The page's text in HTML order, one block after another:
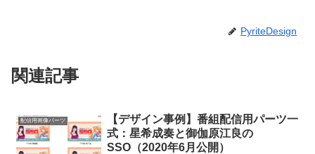
PyriteDesign
関連記事
配信用画像パーツ
【デザイン事例】番組配信用パーツ一
式：星希成奏と御伽原江良の
SSO（2020年6月公開）